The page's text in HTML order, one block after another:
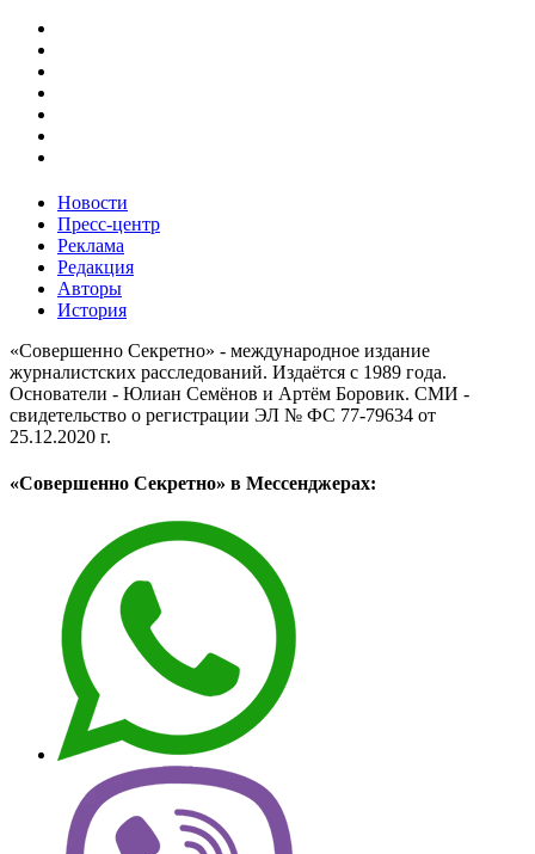
Новости
Пресс-центр
Реклама
Редакция
Авторы
История
«Совершенно Секретно» - международное издание
журналистских расследований. Издаётся с 1989 года.
Основатели - Юлиан Семёнов и Артём Боровик. CМИ -
свидетельство о регистрации ЭЛ № ФС 77-79634 от
25.12.2020 г.
«Совершенно Секретно» в Мессенджерах: